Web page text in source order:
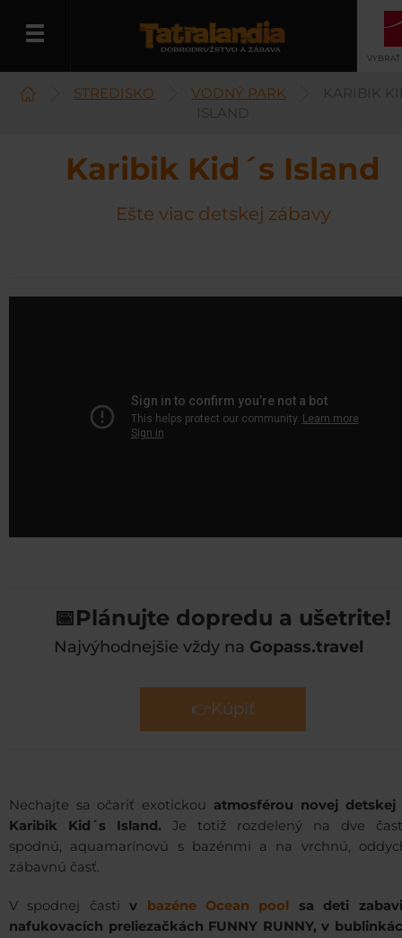
STREDISKO VODNÝ PARK
KARIBIK
ISLAND
Karibik Kid´s Island
Ešte viac detskej zábavy
📅Plánujte dopredu a ušetrite!
Najvýhodnejšie vždy na Gopass.travel
👉Kúpiť
Nechajte sa očariť exotickou atmosférou novej detskej
Karibik Kid´s Island. Je totiž rozdelený na dve
spodnú, aquamarínovú s bazénmi a na vrchnú,
zábavnú časť.
V spodnej časti v bazéne Ocean pool sa deti
nafukovacích preliezačkách FUNNY RUNNY, v